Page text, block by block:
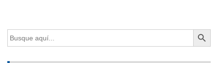
Buscar: Botón de